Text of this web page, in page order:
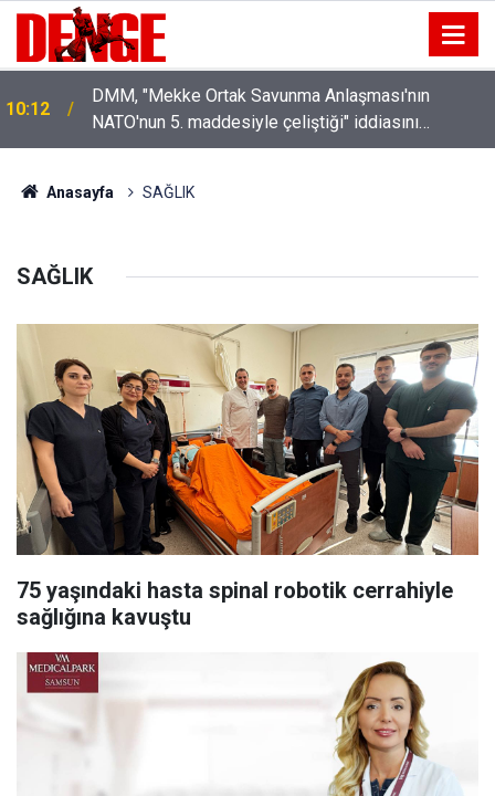
10:12
DMM, "Mekke Ortak Savunma Anlaşması'nın
NATO'nun 5. maddesiyle çeliştiği" iddiasını
yalanladı
Anasayfa SAĞLIK
SAĞLIK
75 yaşındaki hasta spinal robotik cerrahiyle
sağlığına kavuştu